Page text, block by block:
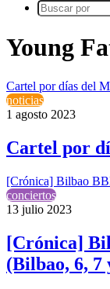
Young
Cartel por días del
noticias
1 agosto 2023
Cartel por
[Crónica] Bilbao
conciertos
13 julio 2023
[Crónica]
(Bilbao, 6, 7